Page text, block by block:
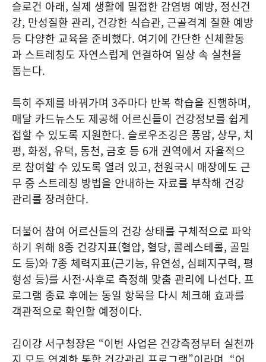
슬로건 아래, 실제 생활에 밀접한 감염병 예방, 정신건
강, 만성질환 관리, 건강한 식습관, 근골격계 질환 예방
등 다양한 교육을 준비했다. 여기에 간단한 신체활동
과 스트레칭도 자연스럽게 연결하여 일상 속 실천을
돕는다.
특히 주제를 바꿔가며 3주마다 반복 학습을 진행하며,
매달 카드뉴스도 제공해 어르신들이 건강정보를 쉽게
접할 수 있도록 지원한다. 슬로우조깅은 풍암, 상무, 치
평, 화정, 유덕, 동천, 금호 등 6개 권역에서 자율적으
로 참여할 수 있도록 열려 있고, 천원국시 매장에도 근
무 중 스트레칭 방법을 안내하는 자료를 부착해 건강
관리를 장려한다.
더불어 참여 어르신들의 건강 상태를 구체적으로 파악
하기 위해 8종 건강지표(혈압, 혈당, 콜레스테롤, 골밀
도 등)와 7종 체력지표(근기능, 유연성, 심폐지구력, 평
형성 등)를 사전·사후로 측정해 맞춤 관리에 나선다. 프
로그램 종료 후에는 동일 항목을 다시 체크해 효과를
객관적으로 확인할 예정이다.
김이강 서구청장은 “이번 사업은 건강측정부터 실천까